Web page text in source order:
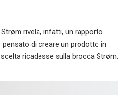
rivela, infatti, un rapporto
pensato di creare un prodotto in
ricadesse sulla brocca Strøm.